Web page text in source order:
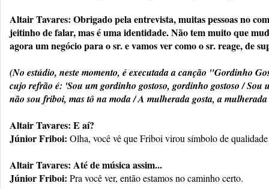
Altair Tavares: Obrigado pela entrevista, muitas pessoas no
jeitinho de falar, mas é uma identidade. Não tem muito que
agora um negócio para o sr. e vamos ver como o sr. reage, de
(No estúdio, neste momento, é executada a canção "Gordinho
cujo refrão é: 'Sou um gordinho gostoso, gordinho gostoso / Sou
não sou friboi, mas tô na moda / A mulherada gosta, a
Altair Tavares: E aí?
Júnior Friboi: Olha, você vê que Friboi virou símbolo de
Altair Tavares: Até de música assim...
Júnior Friboi: Pra você ver, então estamos no caminho certo.